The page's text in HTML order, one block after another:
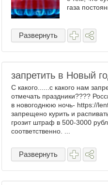
газа
Развернуть
запретить в Новый
С какого......с какого нам
отмечать праздники????
в новогоднюю ночь- https://
запрещено курить и
грозит штраф в 500-3000
соответственно. ...
Развернуть